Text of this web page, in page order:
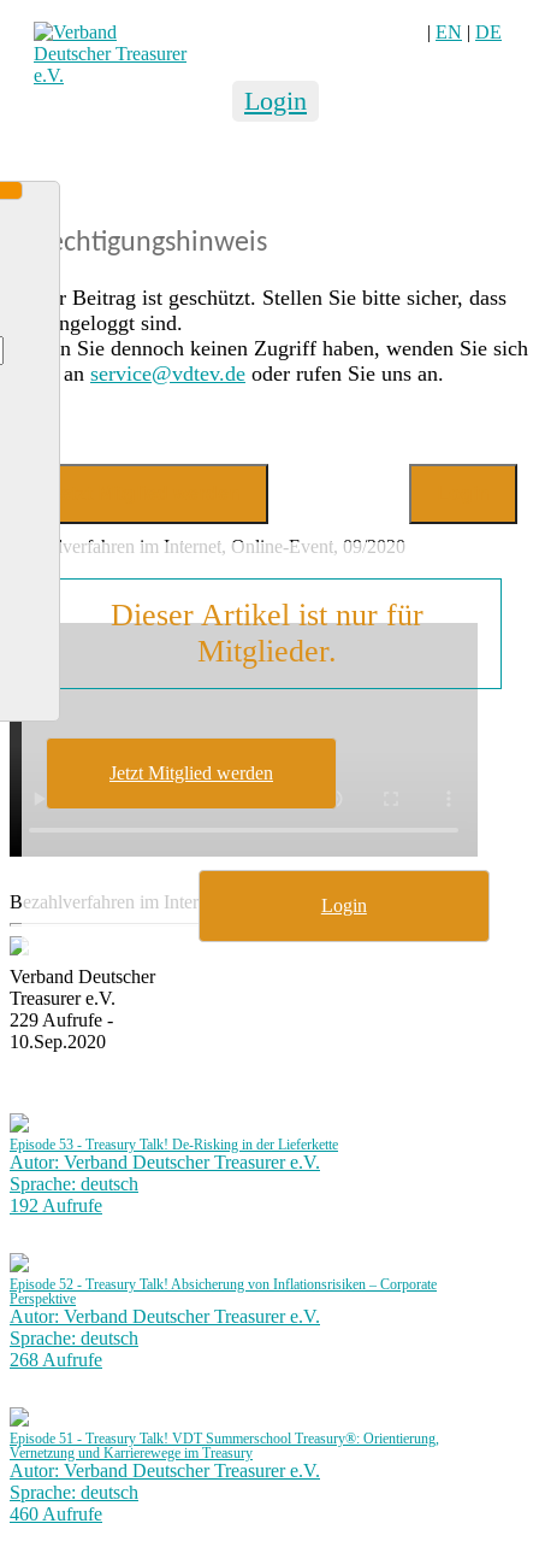
| EN | DE
Login
Berechtigungshinweis
Dieser Beitrag ist geschützt. Stellen Sie bitte sicher, dass
Sie eingeloggt sind.
Sollten Sie dennoch keinen Zugriff haben, wenden Sie sich
gerne an service@vdtev.de oder rufen Sie uns an.
Bezahlverfahren im Internet, Online-Event, 09/2020
Dieser Artikel ist nur für
Mitglieder.
Jetzt Mitglied werden
Login
Bezahlverfahren im Internet
Verband Deutscher
Treasurer e.V.
229 Aufrufe -
10.Sep.2020
Episode 53 - Treasury Talk! De-Risking in der Lieferkette
Autor: Verband Deutscher Treasurer e.V.
Sprache: deutsch
192 Aufrufe
Episode 52 - Treasury Talk! Absicherung von Inflationsrisiken – Corporate
Perspektive
Autor: Verband Deutscher Treasurer e.V.
Sprache: deutsch
268 Aufrufe
Episode 51 - Treasury Talk! VDT Summerschool Treasury®: Orientierung,
Vernetzung und Karrierewege im Treasury
Autor: Verband Deutscher Treasurer e.V.
Sprache: deutsch
460 Aufrufe